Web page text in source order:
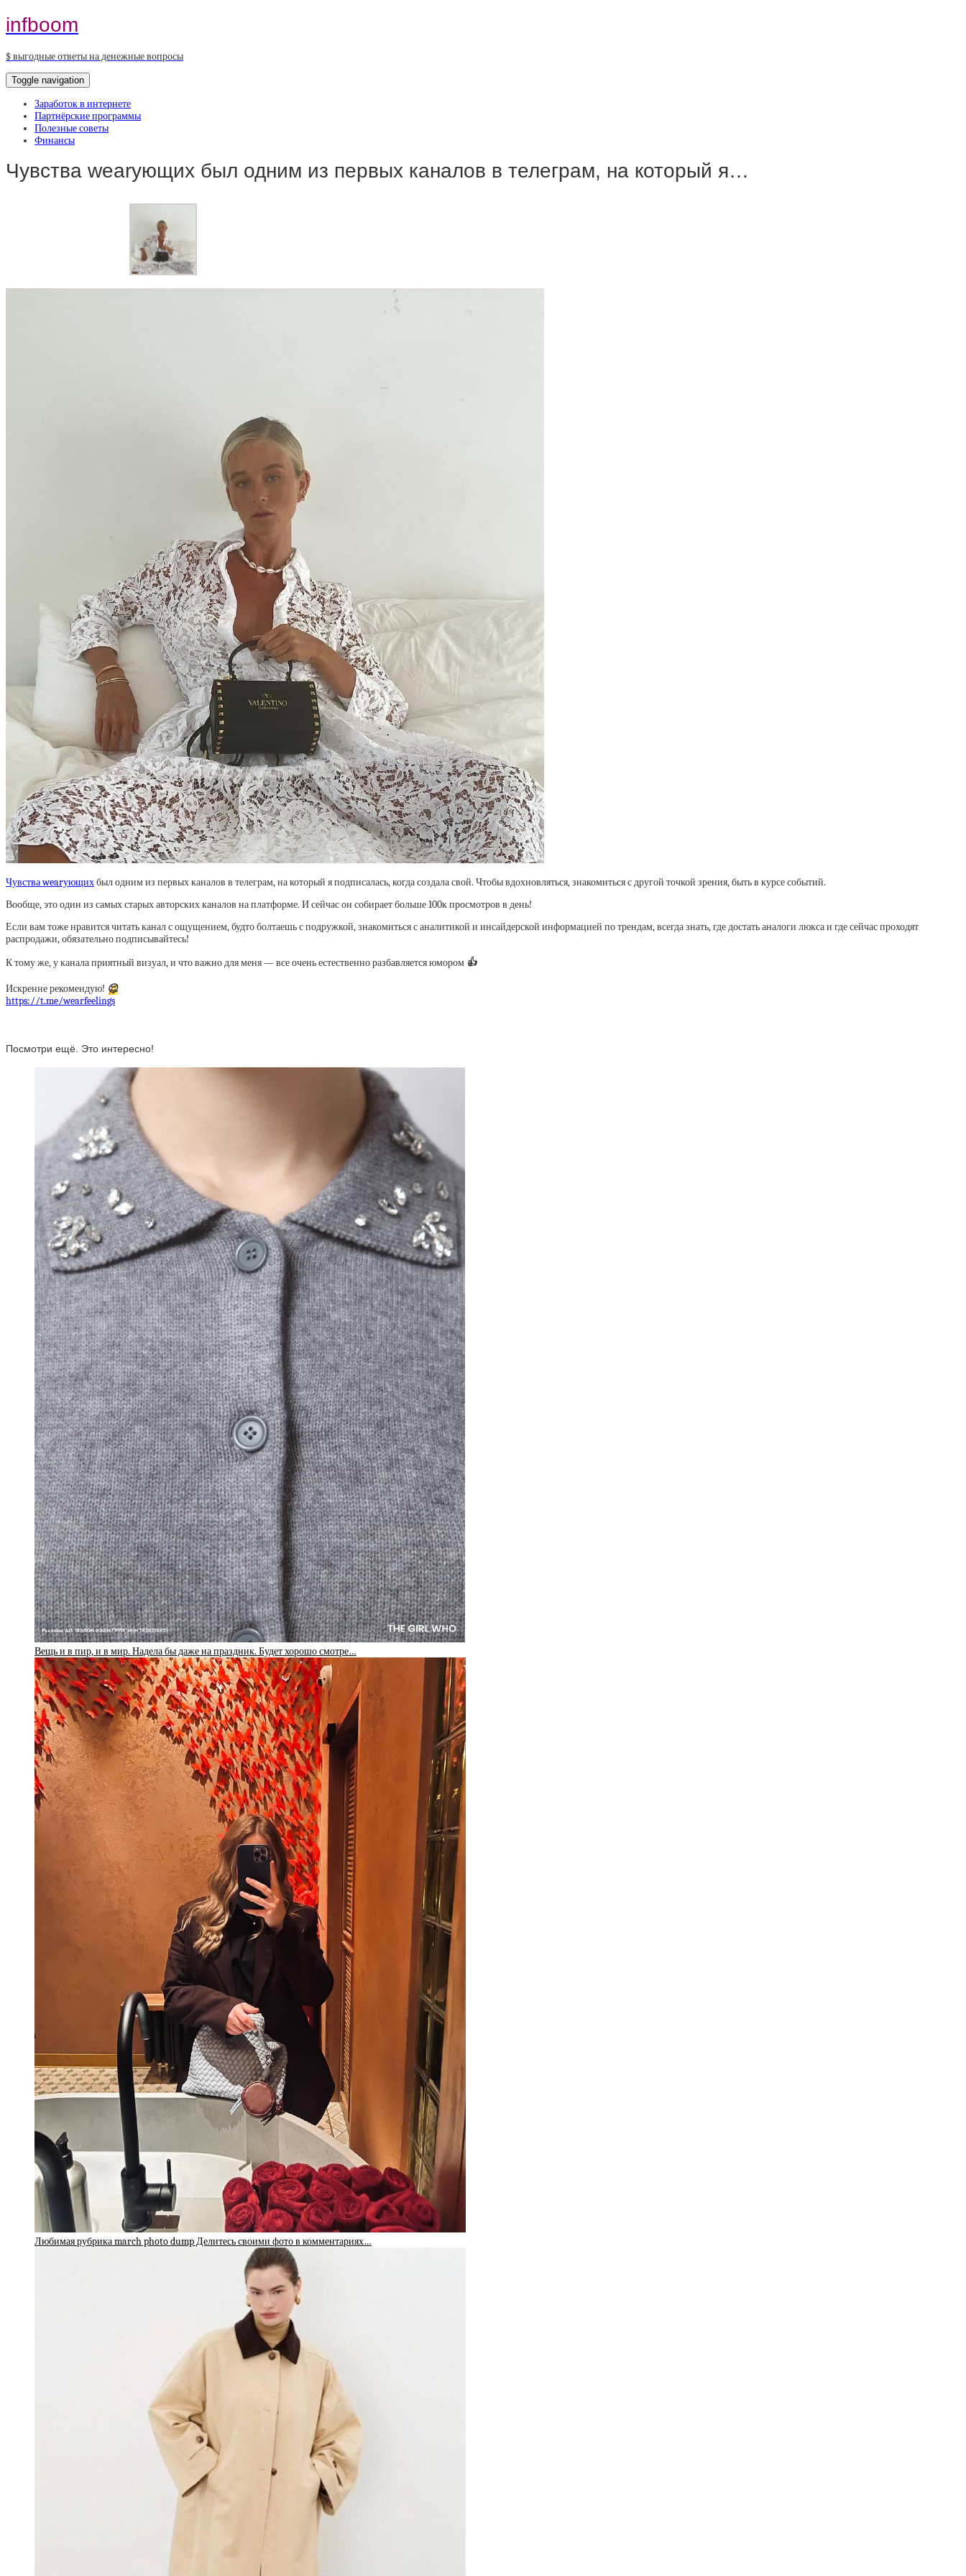
infboom
$ выгодные ответы на денежные вопросы
Toggle navigation
Заработок в интернете
Партнёрские программы
Полезные советы
Финансы
Чувства wearующих был одним из первых каналов в телеграм, на который я…
Чувства wearующихбыл одним из первых каналов в телеграм, на который я подписалась, когда создала свой. Чтобы вдохновляться, знакомиться с другой точкой зрения, быть в курсе событий.
Вообще, это один из самых старых авторских каналов на платформе. И сейчас он собирает больше 100к просмотров в день!
Если вам тоже нравится читать канал с ощущением, будто болтаешь с подружкой, знакомиться с аналитикой и инсайдерской информацией по трендам, всегда знать, где достать аналоги люкса и где сейчас проходят
распродажи, обязательно подписывайтесь!
К тому же, у канала приятный визуал, и что важно для меня — все очень естественно разбавляется юмором 👍
Искренне рекомендую! 😌
https://t.me/wearfeelings
Посмотри ещё. Это интересно!
Вещь и в пир, и в мир. Надела бы даже на праздник. Будет хорошо смотре…
Любимая рубрика march photo dump Делитесь своими фото в комментариях…